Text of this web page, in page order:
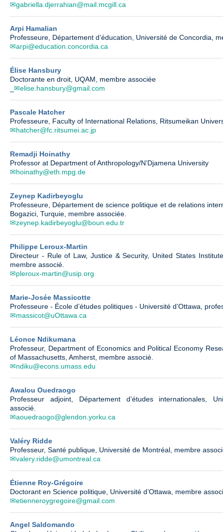
gabriella.djerrahian@mail.mcgill.ca
Arpi Hamalian
Professeure, Département d’éducation, Université de Concordia,
arpi@education.concordia.ca
Élise Hansbury
Doctorante en droit, UQAM, membre associée
elise.hansbury@gmail.com
Pascale Hatcher
Professeure, Faculty of International Relations, Ritsumeikan
hatcher@fc.ritsumei.ac.jp
Remadji Hoinathy
Professor at Department of Anthropology/N’Djamena University
hoinathy@eth.mpg.de
Zeynep Kadirbeyoglu
Professeure, Département de science politique et de relations
Bogazici, Turquie, membre associée.
zeynep.kadirbeyoglu@boun.edu.tr
Philippe Leroux-Martin
Directeur - Rule of Law, Justice & Security, United States
membre associé.
pleroux-martin@usip.org
Marie-Josée Massicotte
Professeure - École d’études politiques - Université d’Ottawa,
massicot@uOttawa.ca
Léonce Ndikumana
Professeur, Department of Economics and Political Economy
of Massachusetts, Amherst, membre associé.
ndiku@econs.umass.edu
Awalou Ouedraogo
Professeur adjoint, Département d’études internationales,
associé.
aouedraogo@glendon.yorku.ca
Valéry Ridde
Professeur, Santé publique, Université de Montréal, membre
valery.ridde@umontreal.ca
Étienne Roy-Grégoire
Doctorant en Science politique, Université d’Ottawa, membre
etienneroygregoire@gmail.com
Angel Saldomando